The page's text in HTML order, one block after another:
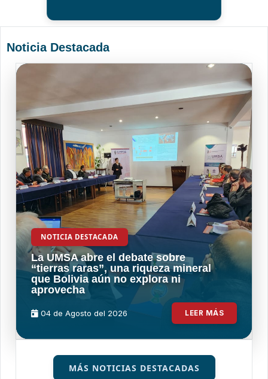
Noticia Destacada
NOTICIA DESTACADA
La UMSA abre el debate sobre
“tierras raras”, una riqueza mineral
que Bolivia aún no explora ni
aprovecha
04 de Agosto del 2026 LEER MÁS
MÁS NOTICIAS DESTACADAS